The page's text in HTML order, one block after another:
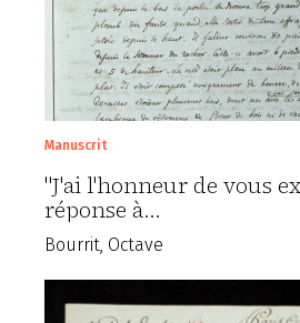
Manuscrit
"J'ai l'honneur de vous
réponse à…
Bourrit, Octave